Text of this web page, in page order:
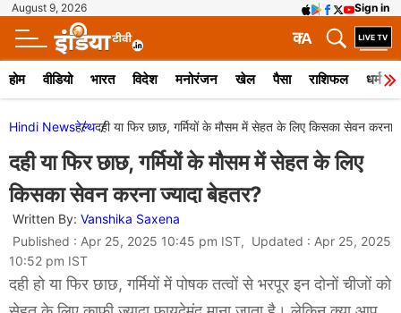
August 9, 2026 Sign in
A
क
होम वीडियो भारत विदेश मनोरंजन खेल पैसा राशिफल धर्म
Hindi Newsहेल्थदही या फिर छाछ, गर्मियों के मौसम में सेहत के लिए किसका सेवन करना
दही या फिर छाछ, गर्मियों के मौसम में सेहत के लिए
किसका सेवन करना ज्यादा बेहतर?
Written By: Vanshika Saxena
Published : Apr 25, 2025 10:45 pm IST, Updated : Apr 25, 2025
10:52 pm IST
दही हो या फिर छाछ, गर्मियों में पोषक तत्वों से भरपूर इन दोनों चीजों को